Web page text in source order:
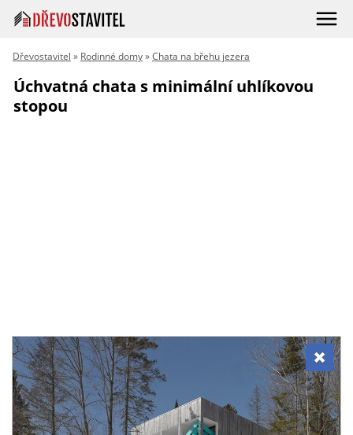
Dřevostavitel » Rodinné domy»Chata na břehu jezera
Úchvatná chata s minimální uhlíkovou
stopou